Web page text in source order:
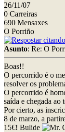
26/11/07
0 Carreiras
690 Mensaxes
O Porriño
Asunto: Re: O
Boas!!
O percorrido é o
resolver os
O percorrido é
saída e chegada ao
Por cierto, as
8 de marzo, a
15€! Bulide